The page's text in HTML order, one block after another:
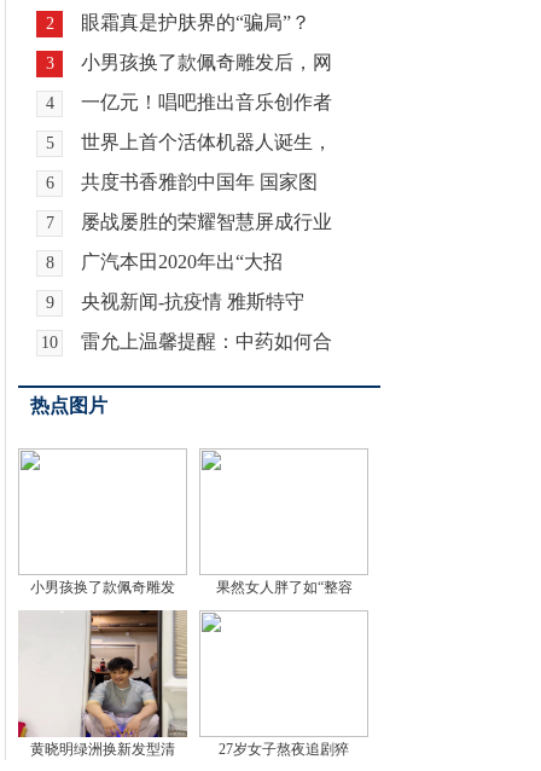
2 眼霜真是护肤界的“骗局”？
3 小男孩换了款佩奇雕发后，网
4 一亿元！唱吧推出音乐创作者
5 世界上首个活体机器人诞生，
6 共度书香雅韵中国年 国家图
7 屡战屡胜的荣耀智慧屏成行业
8 广汽本田2020年出“大招
9 央视新闻-抗疫情 雅斯特守
10 雷允上温馨提醒：中药如何合
热点图片
小男孩换了款佩奇雕发 果然女人胖了如“整容
黄晓明绿洲换新发型清 27岁女子熬夜追剧猝